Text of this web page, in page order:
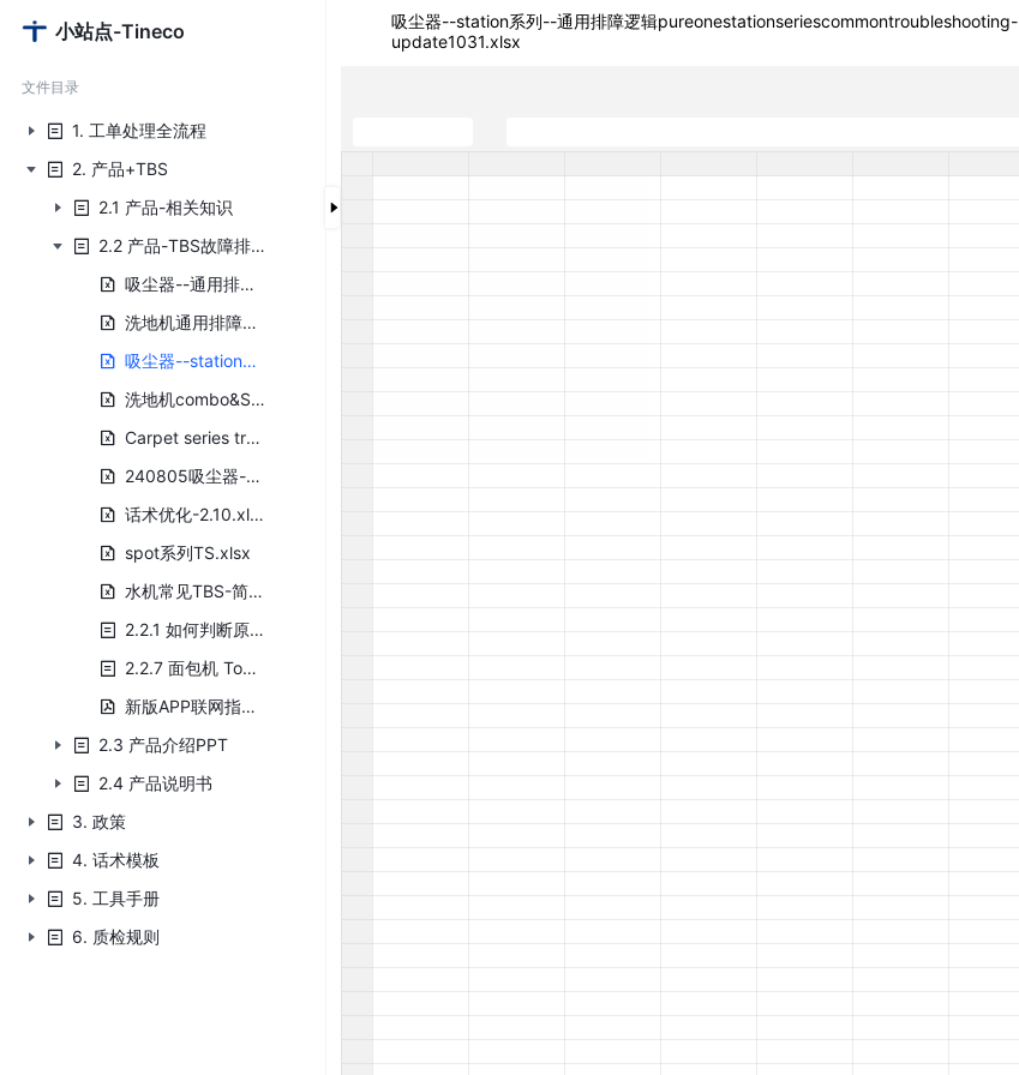
小站点-Tineco
文件目录
1. 工单处理全流程
2. 产品+TBS
2.1 产品-相关知识
2.2 产品-TBS故障排查
吸尘器--通用排障逻辑--update20260527.xlsx
洗地机通用排障（最新版-6.18）.xlsx
吸尘器--station系列--通用排障逻辑pureonestationseriescommontroubleshooting-update1031.xlsx
洗地机combo&Switch系列排障-20260527.xlsx
Carpet series trouble shooting.xlsx
240805吸尘器--A20、A30、A50通用排障逻辑Vacuum A20A30A50 Common Trouble Shooting Logic -V2.0.xlsx
话术优化-2.10.xlsx
spot系列TS.xlsx
水机常见TBS-简洁优化版V).xlsx
2.2.1 如何判断原装适配器
2.2.7 面包机 Toasty One
新版APP联网指引.pdf
2.3 产品介绍PPT
2.4 产品说明书
3. 政策
4. 话术模板
5. 工具手册
6. 质检规则
吸尘器--station系列--通用排障逻辑pureonestationseriescommontroubleshooting-
update1031.xlsx